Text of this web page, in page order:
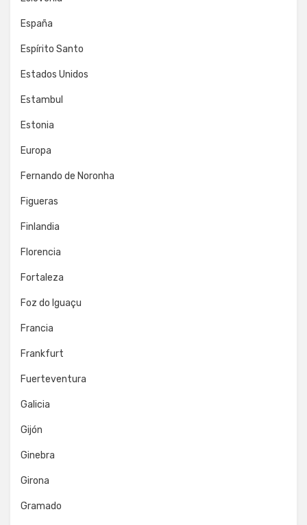
España
Espírito Santo
Estados Unidos
Estambul
Estonia
Europa
Fernando de Noronha
Figueras
Finlandia
Florencia
Fortaleza
Foz do Iguaçu
Francia
Frankfurt
Fuerteventura
Galicia
Gijón
Ginebra
Girona
Gramado